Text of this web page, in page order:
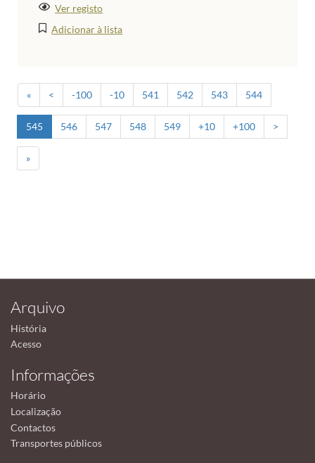
Ver registo
Adicionar à lista
« < -100 -10 541 542 543 544
545 546 547 548 549 +10 +100 >
»
Arquivo
História
Acesso
Informações
Horário
Localização
Contactos
Transportes públicos